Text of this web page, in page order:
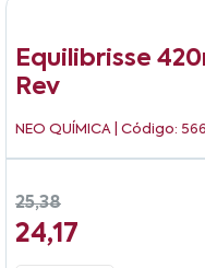
Equilibrisse
Rev
NEO QUÍMICA | Código:
25,38
24,17